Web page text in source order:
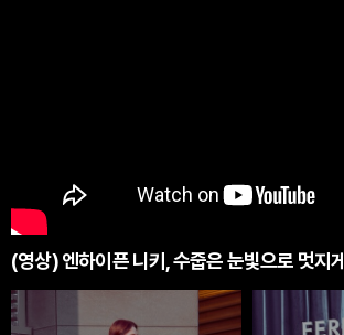
(영상) 엔하이픈 니키, 수줍은 눈빛으로 멋지게